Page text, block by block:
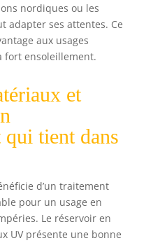
nordiques ou les
adapter ses attentes. Ce
aux usages
fort ensoleillement.
et
qui tient dans
d’un traitement
pour un usage en
Le réservoir en
UV présente une bonne